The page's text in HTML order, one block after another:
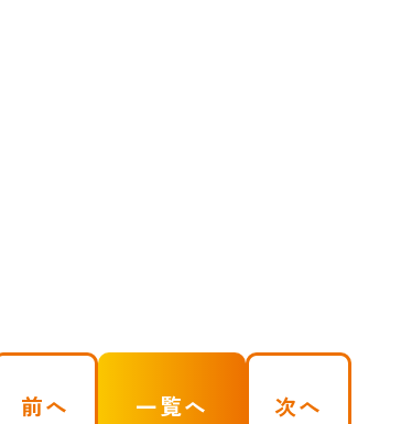
前へ 一覧へ 次へ